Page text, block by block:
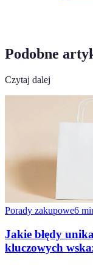
Podobne
Czytaj dalej
Porady zakupowe6
Jakie błędy
kluczowych